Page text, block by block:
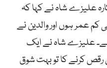
علیزے شاہ نے کہا کہ
عمر ہوں اور والدین نے
علیزے شاہ نے ایک
رقص کرنے کا تو بہت شوق